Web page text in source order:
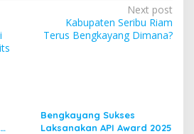
Next post
Kabupaten Seribu Riam
Terus Bengkayang Dimana?
Bengkayang Sukses
Laksanakan API Award 2025